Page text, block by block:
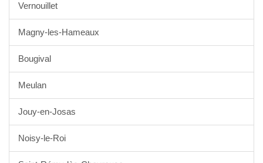
Vernouillet
Magny-les-Hameaux
Bougival
Meulan
Jouy-en-Josas
Noisy-le-Roi